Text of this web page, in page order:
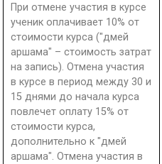
При отмене участия в курсе
ученик оплачивает 10% от
стоимости курса ("дмей
аршама" – стоимость затрат
на запись). Отмена участия
в курсе в период между 30 и
15 днями до начала курса
повлечет оплату 15% от
стоимости курса,
дополнительно к "дмей
аршама". Отмена участия в